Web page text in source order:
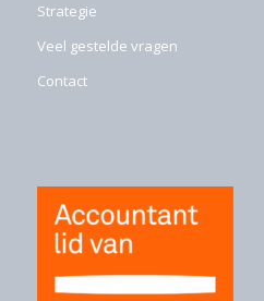
Strategie
Veel gestelde vragen
Contact